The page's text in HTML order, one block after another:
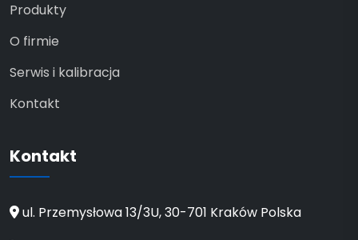
Produkty
O firmie
Serwis i kalibracja
Kontakt
Kontakt
ul. Przemysłowa 13/3U, 30-701 Kraków Polska